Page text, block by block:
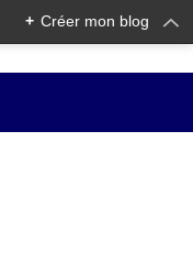
+ Créer mon blog